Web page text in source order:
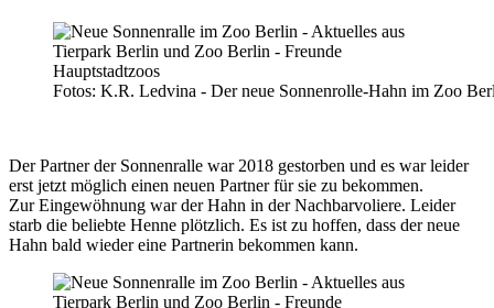
Fotos: K.R. Ledvina - Der neue Sonnenrolle-Hahn im Zoo
Der Partner der Sonnenralle war 2018 gestorben und es war leider
erst jetzt möglich einen neuen Partner für sie zu bekommen.
Zur Eingewöhnung war der Hahn in der Nachbarvoliere. Leider
starb die beliebte Henne plötzlich. Es ist zu hoffen, dass der neue
Hahn bald wieder eine Partnerin bekommen kann.